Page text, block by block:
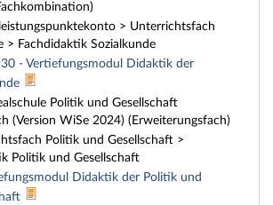
> Unterrichtsfach
> Fachdidaktik Sozialkunde
- Vertiefungsmodul Didaktik der
Politik und Gesellschaft
(Version WiSe 2024) (Erweiterungsfach)
Politik und Gesellschaft >
Politik und Gesellschaft
Didaktik der Politik und